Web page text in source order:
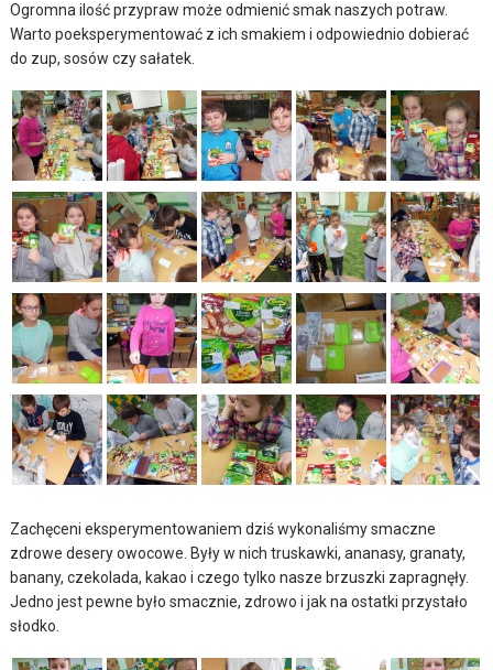
Ogromna ilość przypraw może odmienić smak naszych potraw.
Warto poeksperymentować z ich smakiem i odpowiednio dobierać
do zup, sosów czy sałatek.
Zachęceni eksperymentowaniem dziś wykonaliśmy smaczne
zdrowe desery owocowe. Były w nich truskawki, ananasy, granaty,
banany, czekolada, kakao i czego tylko nasze brzuszki zapragnęły.
Jedno jest pewne było smacznie, zdrowo i jak na ostatki przystało
słodko.